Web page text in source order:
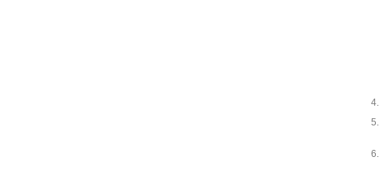
4.
5.
6.